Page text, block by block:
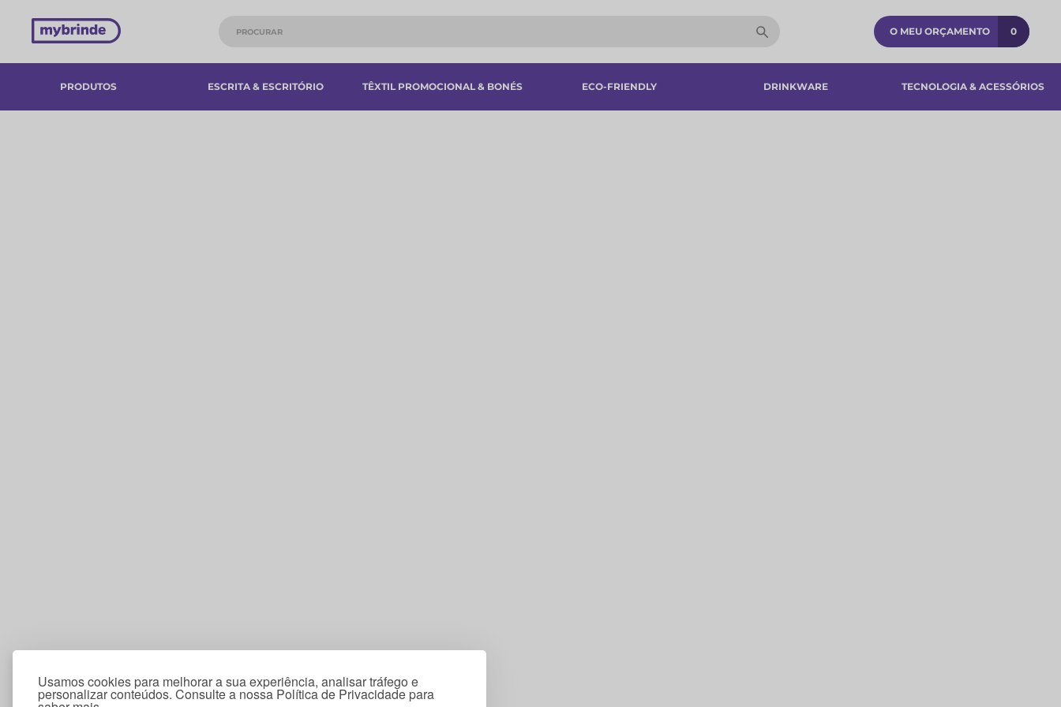
Usamos cookies para melhorar a sua experiência, analisar tráfego e
personalizar conteúdos. Consulte a nossa Política de Privacidade para
O MEU ORÇAMENTO 0
PRODUTOS ESCRITA & ESCRITÓRIO TÊXTIL PROMOCIONAL & BONÉS ECO-FRIENDLY DRINKWARE TECNOLOGIA & ACESSÓRIOS​